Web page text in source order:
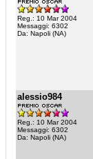
Reg.: 10 Mar 2004
Messaggi: 6302
Da: Napoli (NA)
alessio984
Reg.: 10 Mar 2004
Messaggi: 6302
Da: Napoli (NA)